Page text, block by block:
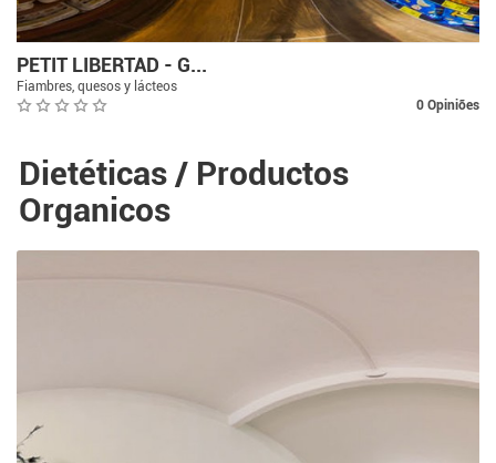
PETIT LIBERTAD - G...
Fiambres, quesos y lácteos
0 Opiniões
Dietéticas / Productos
Organicos